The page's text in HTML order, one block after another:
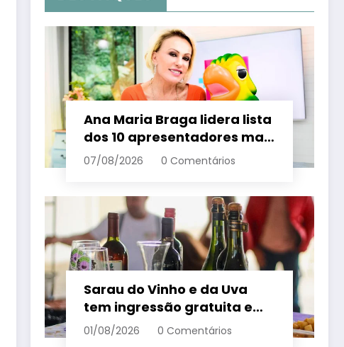
Ana Maria Braga lidera lista
dos 10 apresentadores mais
queridos da TV; veja
07/08/2026 0 Comentários
Sarau do Vinho e da Uva
tem ingressão gratuita e
distribui 250 litros de suco
01/08/2026 0 Comentários